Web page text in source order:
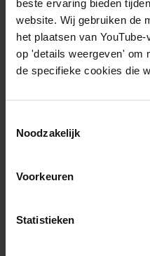
beste ervaring bieden
website. Wij gebruiken de
het plaatsen van
op 'details weergeven' om
de specifieke cookies die
Noodzakelijk
Voorkeuren
Statistieken